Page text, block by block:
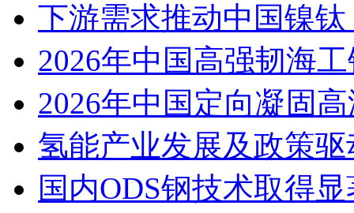
下游需求推动中国镍
2026年中国高强韧海
2026年中国定向凝固
氢能产业发展及政策
国内ODS钢技术取得